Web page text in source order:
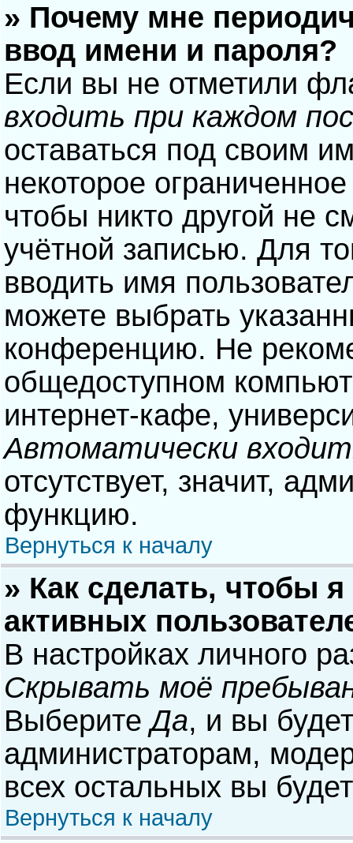
» Почему мне
ввод имени и пароля?
Если вы не отметили
входить при каждом
оставаться под своим
некоторое
чтобы никто другой не
учётной записью. Для
вводить имя
можете выбрать
конференцию. Не
общедоступном
интернет-кафе,
Автоматически
отсутствует, значит,
функцию.
Вернуться к началу
» Как сделать, чтобы
активных
В настройках личного
Скрывать моё
ВыберитеДа, и вы
администраторам,
всех остальных вы
Вернуться к началу